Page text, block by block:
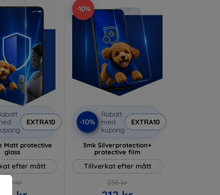
EXTRA10
Matt protective
glass
efter mått
170 kr
-10%
-10%
Rabatt
med
kupong
EXTRA10
3mk Silverprotection+
protective film
Tillverkat efter mått
236 kr